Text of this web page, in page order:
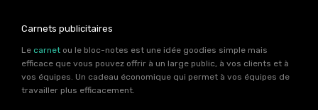
Carnets publicitaires
Le carnet ou le bloc-notes est une idée goodies simple mais
efficace que vous pouvez offrir à un large public, à vos clients et à
vos équipes. Un cadeau économique qui permet à vos équipes de
travailler plus efficacement.